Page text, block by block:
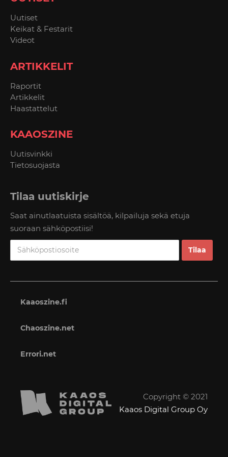
Uutiset
Keikat & Festarit
Videot
ARTIKKELIT
Raportit
Artikkelit
Haastattelut
KAAOSZINE
Uutisvinkki
Tietosuojasta
Tilaa uutiskirje
Saat ainutlaatuista sisältöä, kilpailuja sekä etuja
suoraan sähköpostiisi!
Kaaoszine.fi
Chaoszine.net
Errori.net
Copyright © 2021
Kaaos Digital Group Oy